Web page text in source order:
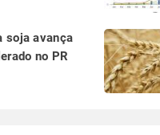
soja avança
no PR